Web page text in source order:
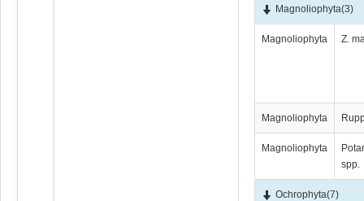
Magnoliophyta(3)
Magnoliophyta Z.
Magnoliophyta
Magnoliophyta
spp.
Ochrophyta(7)